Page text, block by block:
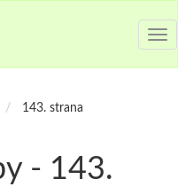
143. strana
- 143.